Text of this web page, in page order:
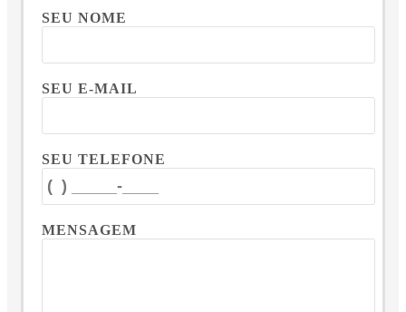
SEU NOME
SEU E-MAIL
SEU TELEFONE
MENSAGEM